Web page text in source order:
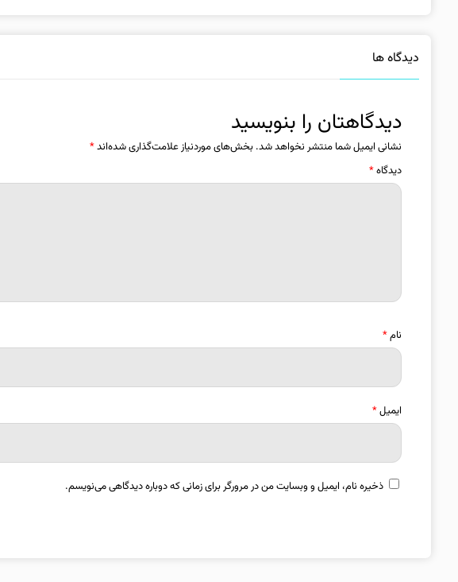
دیدگاه ها
دیدگاهتان را بنویسید
نشانی ایمیل شما منتشر نخواهد شد. بخش‌های موردنیاز علامت‌گذاری شده‌اند*
دیدگاه*
نام*
ایمیل*
ذخیره نام، ایمیل و وبسایت من در مرورگر برای زمانی که دوباره دیدگاهی می‌نویسم.